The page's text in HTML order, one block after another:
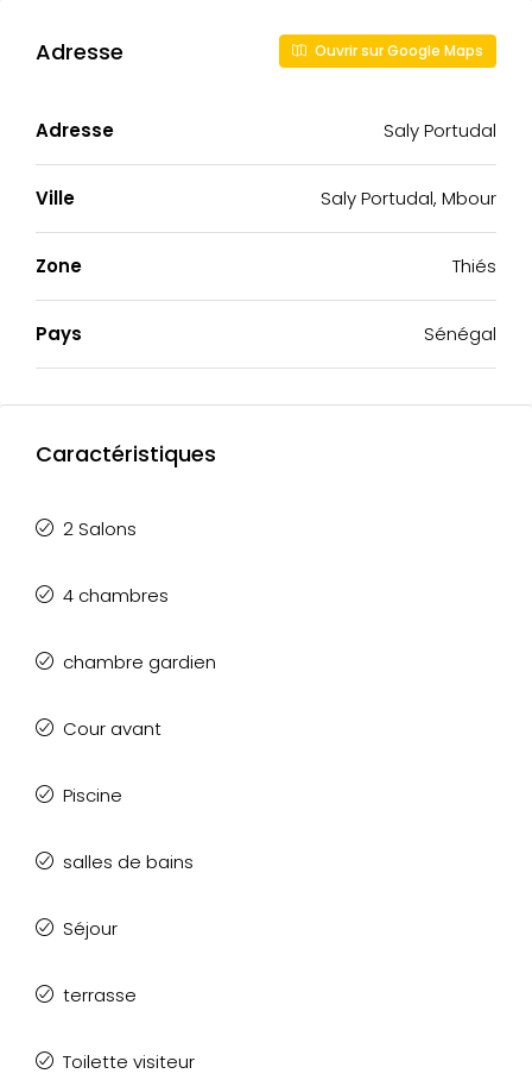
Adresse Ouvrir sur Google Maps
Adresse Saly Portudal
Ville Saly Portudal, Mbour
Zone Thiés
Pays Sénégal
Caractéristiques
2 Salons
4 chambres
chambre gardien
Cour avant
Piscine
salles de bains
Séjour
terrasse
Toilette visiteur